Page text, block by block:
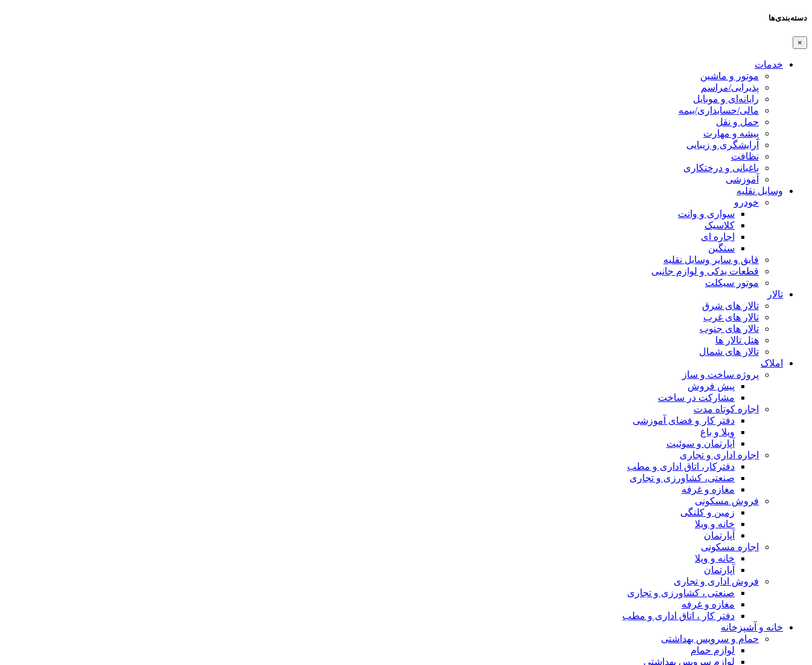
دسته‌بندی‌ها
×
خدمات
موتور و ماشین
پذیرایی/مراسم
رایانه‌ای و موبایل
مالی/حسابداری/بیمه
حمل و نقل
پیشه و مهارت
آرایشگری و زیبایی
نظافت
باغبانی و درختکاری
آموزشی
وسایل نقلیه
خودرو
سواری و وانت
کلاسیک
اجاره ای
سنگین
قایق و سایر وسایل نقلیه
قطعات یدکی و لوازم جانبی
موتور سیکلت
تالار
تالار های شرق
تالار های غرب
تالار های جنوب
هتل تالار ها
تالار های شمال
املاک
پروژه ساخت و ساز
پیش فروش
مشارکت در ساخت
اجاره کوتاه مدت
دفتر کار و فضای آموزشی
ویلا و باغ
آپارتمان و سوئیت
اجاره اداری و تجاری
دفترکار، اتاق اداری و مطب
صنعتی، کشاورزی و تجاری
مغازه و غرفه
فروش مسکونی
زمین و کلنگی
خانه و ویلا
آپارتمان
اجاره مسکونی
خانه و ویلا
آپارتمان
فروش اداری و تجاری
صنعتی ، کشاورزی و تجاری
مغازه و غرفه
دفتر کار ، اتاق اداری و مطب
خانه و آشپزخانه
حمام و سرویس بهداشتی
لوازم حمام
لوازم سرویس بهداشتی